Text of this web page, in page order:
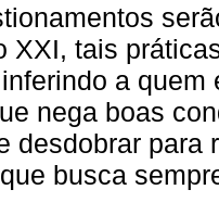
XXI, tais
a
nega boas
desdobrar para
busca